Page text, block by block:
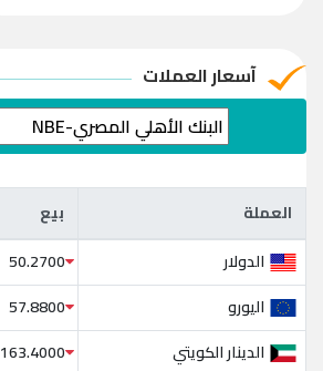
آسعار العملات
العملة بيع العملة بيع
الدولار
50.2700
اليورو
57.8800
الدينار الكويتي
163.4000